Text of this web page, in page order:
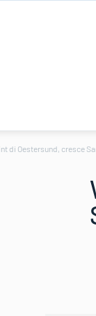
di Oestersund, cresce